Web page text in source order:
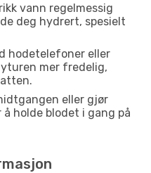
vann regelmessig
deg hydrert, spesielt
hodetelefoner eller
mer fredelig,
eller gjør
holde blodet i gang på